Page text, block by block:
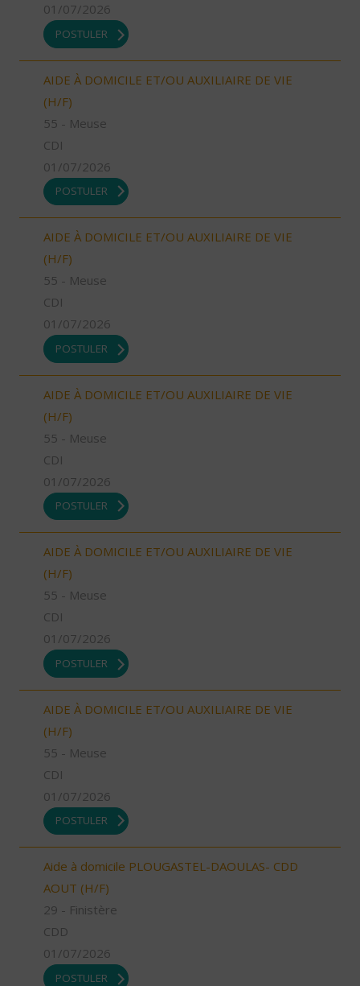
01/07/2026
POSTULER
AIDE À DOMICILE ET/OU AUXILIAIRE DE VIE
(H/F)
55 - Meuse
CDI
01/07/2026
POSTULER
AIDE À DOMICILE ET/OU AUXILIAIRE DE VIE
(H/F)
55 - Meuse
CDI
01/07/2026
POSTULER
AIDE À DOMICILE ET/OU AUXILIAIRE DE VIE
(H/F)
55 - Meuse
CDI
01/07/2026
POSTULER
AIDE À DOMICILE ET/OU AUXILIAIRE DE VIE
(H/F)
55 - Meuse
CDI
01/07/2026
POSTULER
AIDE À DOMICILE ET/OU AUXILIAIRE DE VIE
(H/F)
55 - Meuse
CDI
01/07/2026
POSTULER
Aide à domicile PLOUGASTEL-DAOULAS- CDD
AOUT (H/F)
29 - Finistère
CDD
01/07/2026
POSTULER